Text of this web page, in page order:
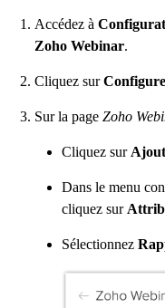
Accédez à
Zoho Webinar.
Cliquez sur
Sur la page Zoho
Cliquez sur
Dans le menu
cliquez sur
Sélectionnez